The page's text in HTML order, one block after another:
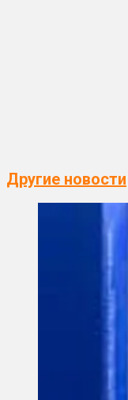
Другие новости